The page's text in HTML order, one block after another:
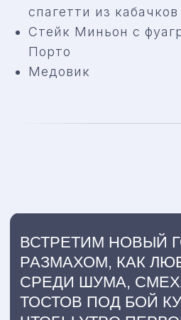
спагетти из кабачков
Стейк Миньон с
Порто
МедовикЗАБРОНИРОВАТЬ УЖИН
18+. Ресторан «Бумеранг» расположен в
казино «Бумеранг». При себе необходимо
иметь карту гостя игорной зоны «Красная
Поляна» или оригинал паспорта для